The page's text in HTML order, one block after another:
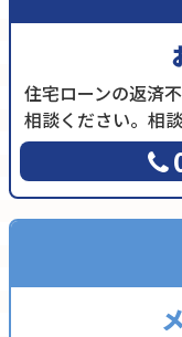
住宅ローンの返済
相談ください。相